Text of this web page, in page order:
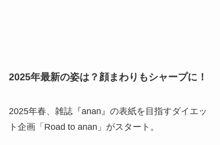
2025年最新の姿は？顔まわりもシャープに！
2025年春、雑誌『anan』の表紙を目指すダイエッ
ト企画「Road to anan」がスタート。